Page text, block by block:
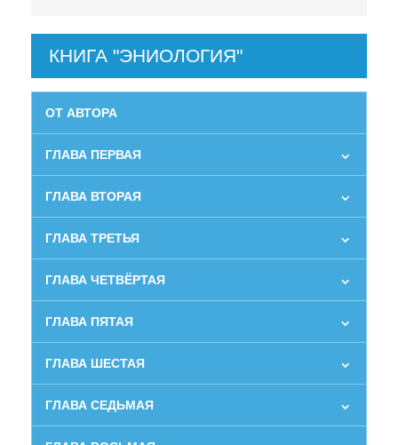
КНИГА "ЭНИОЛОГИЯ"
ОТ АВТОРА
ГЛАВА ПЕРВАЯ
ГЛАВА ВТОРАЯ
ГЛАВА ТРЕТЬЯ
ГЛАВА ЧЕТВЁРТАЯ
ГЛАВА ПЯТАЯ
ГЛАВА ШЕСТАЯ
ГЛАВА СЕДЬМАЯ